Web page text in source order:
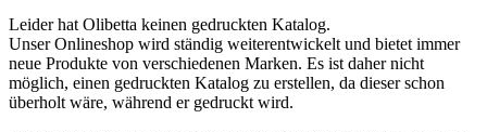
Leider hat Olibetta keinen gedruckten Katalog.
Unser Onlineshop wird ständig weiterentwickelt und bietet immer
neue Produkte von verschiedenen Marken. Es ist daher nicht
möglich, einen gedruckten Katalog zu erstellen, da dieser schon
überholt wäre, während er gedruckt wird.